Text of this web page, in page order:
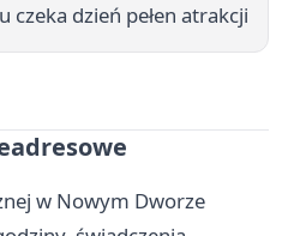
czeka dzień pełen atrakcji
w Nowym Dworze